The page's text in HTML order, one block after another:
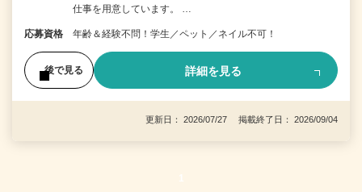
仕事を用意しています。 …
応募資格 年齢＆経験不問！学生／ペット／ネイル不可！
後で見る 詳細を見る
更新日： 2026/07/27 掲載終了日： 2026/09/04
1